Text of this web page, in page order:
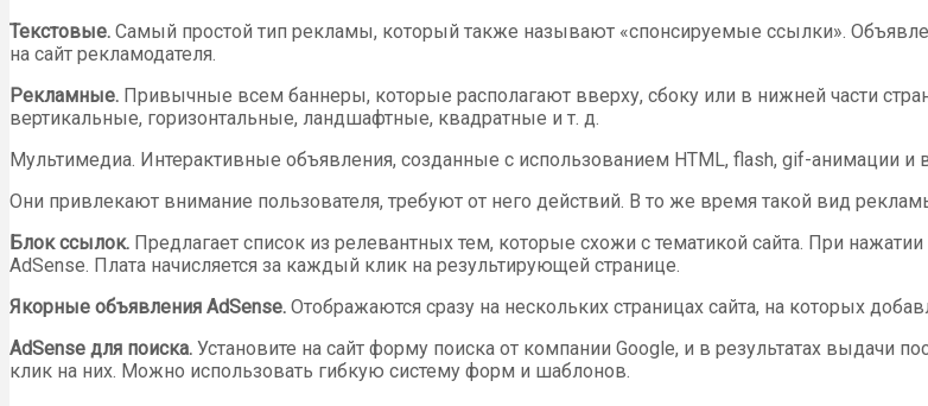
Текстовые. Самый простой тип рекламы, который также называют «спонсируемые ссылки».
на сайт рекламодателя.
Рекламные. Привычные всем баннеры, которые располагают вверху, сбоку или в нижней части
вертикальные, горизонтальные, ландшафтные, квадратные и т. д.
Мультимедиа. Интерактивные объявления, созданные с использованием HTML, flash, gif-анимации и
Они привлекают внимание пользователя, требуют от него действий. В то же время такой вид
Блок ссылок. Предлагает список из релевантных тем, которые схожи с тематикой сайта. При
AdSense. Плата начисляется за каждый клик на результирующей странице.
Якорные объявления AdSense. Отображаются сразу на нескольких страницах сайта, на которых
AdSense для поиска. Установите на сайт форму поиска от компании Google, и в результатах выдачи
клик на них. Можно использовать гибкую систему форм и шаблонов.